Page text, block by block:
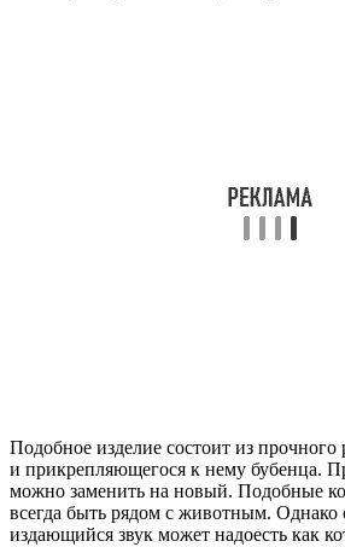
Подобное изделие состоит из прочного
и прикрепляющегося к нему бубенца.
можно заменить на новый. Подобные
всегда быть рядом с животным. Однако
издающийся звук может надоесть как